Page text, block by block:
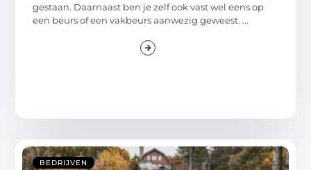
gestaan. Daarnaast ben je zelf ook vast wel eens op
een beurs of een vakbeurs aanwezig geweest. ...
BEDRIJVEN